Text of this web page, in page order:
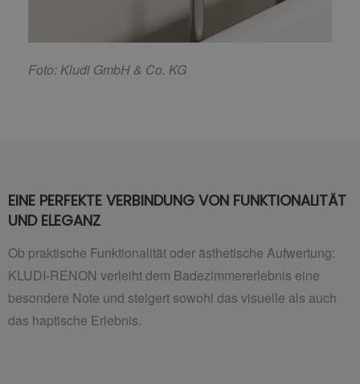
Foto: Kludi GmbH & Co. KG
EINE PERFEKTE VERBINDUNG VON FUNKTIONALITÄT
UND ELEGANZ
Ob praktische Funktionalität oder ästhetische Aufwertung:
KLUDI-RENON verleiht dem Badezimmererlebnis eine
besondere Note und steigert sowohl das visuelle als auch
das haptische Erlebnis.